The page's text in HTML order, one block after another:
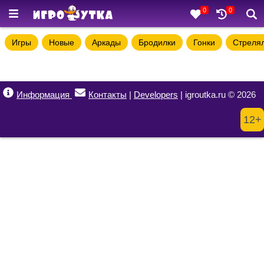
0 0
Игры Новые Аркады Бродилки Гонки
Информация Контакты | Developers | igroutka.ru © 2026
12+